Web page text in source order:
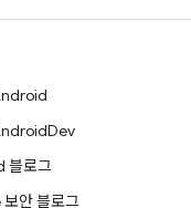
블로그
안 블로그